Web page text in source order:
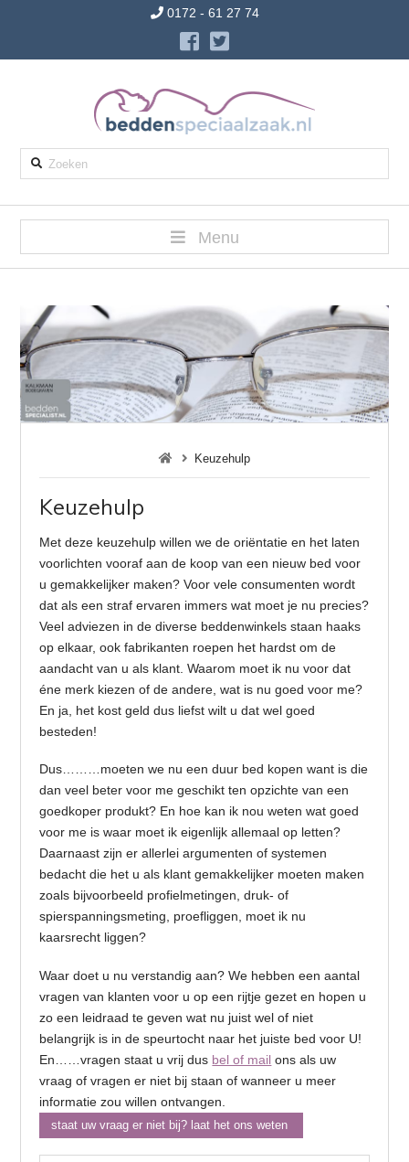
0172 - 61 27 74
Zoeken
Menu
Keuzehulp
Keuzehulp
Met deze keuzehulp willen we de oriëntatie en het laten
voorlichten vooraf aan de koop van een nieuw bed voor
u gemakkelijker maken? Voor vele consumenten wordt
dat als een straf ervaren immers wat moet je nu precies?
Veel adviezen in de diverse beddenwinkels staan haaks
op elkaar, ook fabrikanten roepen het hardst om de
aandacht van u als klant. Waarom moet ik nu voor dat
éne merk kiezen of de andere, wat is nu goed voor me?
En ja, het kost geld dus liefst wilt u dat wel goed
besteden!
Dus………moeten we nu een duur bed kopen want is die
dan veel beter voor me geschikt ten opzichte van een
goedkoper produkt? En hoe kan ik nou weten wat goed
voor me is waar moet ik eigenlijk allemaal op letten?
Daarnaast zijn er allerlei argumenten of systemen
bedacht die het u als klant gemakkelijker moeten maken
zoals bijvoorbeeld profielmetingen, druk- of
spierspanningsmeting, proefliggen, moet ik nu
kaarsrecht liggen?
Waar doet u nu verstandig aan? We hebben een aantal
vragen van klanten voor u op een rijtje gezet en hopen u
zo een leidraad te geven wat nu juist wel of niet
belangrijk is in de speurtocht naar het juiste bed voor U!
En……vragen staat u vrij dus bel of mail ons als uw
vraag of vragen er niet bij staan of wanneer u meer
informatie zou willen ontvangen.
staat uw vraag er niet bij? laat het ons weten